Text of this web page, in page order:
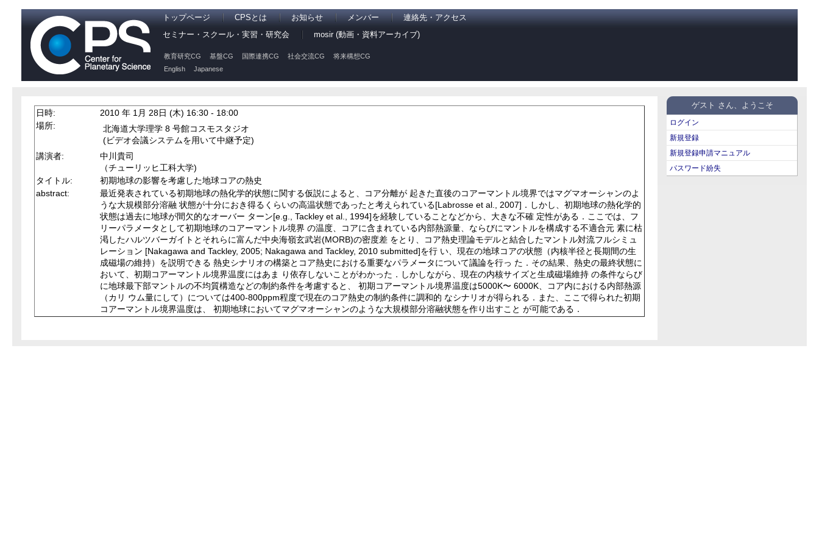
トップページ CPSとは お知らせ メンバー
連絡先・アクセス
セミナー・スクール・実習・研究会
mosir (動画・資料アーカイブ)
教育研究CG 基盤CG 国際連携CG 社会交流CG
将来構想CG
English
Japanese
ゲスト さん、ようこそ
ログイン
新規登録
新規登録申請マニュアル
パスワード紛失
日時:
2010 年 1月 28日 (木) 16:30 - 18:00
場所:
北海道大学理学 8 号館コスモスタジオ
(ビデオ会議システムを用いて中継予定)
講演者:
中川貴司
（チューリッヒ工科大学)
タイトル:
初期地球の影響を考慮した地球コアの熱史
abstract:
最近発表されている初期地球の熱化学的状態に関する仮説によると、コア分離が 起きた直後のコアーマントル境界ではマグマオーシャンのよ
うな大規模部分溶融 状態が十分におき得るくらいの高温状態であったと考えられている[Labrosse et al., 2007]．しかし、初期地球の熱化学的
状態は過去に地球が間欠的なオーバー ターン[e.g., Tackley et al., 1994]を経験していることなどから、大きな不確 定性がある．ここでは、フ
リーパラメータとして初期地球のコアーマントル境界 の温度、コアに含まれている内部熱源量、ならびにマントルを構成する不適合元 素に枯
渇したハルツバーガイトとそれらに富んだ中央海嶺玄武岩(MORB)の密度差 をとり、コア熱史理論モデルと結合したマントル対流フルシミュ
レーション [Nakagawa and Tackley, 2005; Nakagawa and Tackley, 2010 submitted]を行 い、現在の地球コアの状態（内核半径と長期間の生
成磁場の維持）を説明できる 熱史シナリオの構築とコア熱史における重要なパラメータについて議論を行っ た．その結果、熱史の最終状態に
おいて、初期コアーマントル境界温度にはあま り依存しないことがわかった．しかしながら、現在の内核サイズと生成磁場維持 の条件ならび
に地球最下部マントルの不均質構造などの制約条件を考慮すると、 初期コアーマントル境界温度は5000K〜 6000K、コア内における内部熱源
（カリ ウム量にして）については400-800ppm程度で現在のコア熱史の制約条件に調和的 なシナリオが得られる．また、ここで得られた初期
コアーマントル境界温度は、 初期地球においてマグマオーシャンのような大規模部分溶融状態を作り出すこと が可能である．